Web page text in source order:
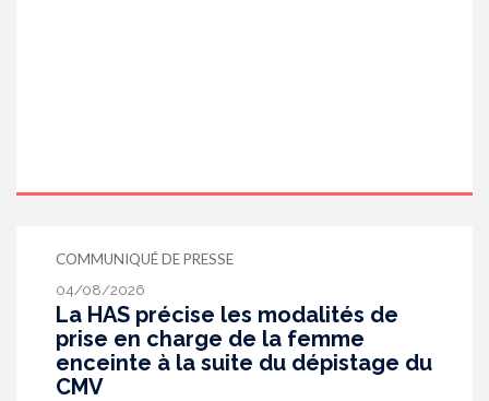
COMMUNIQUÉ DE PRESSE
04/08/2026
La HAS précise les modalités de
prise en charge de la femme
enceinte à la suite du dépistage du
CMV